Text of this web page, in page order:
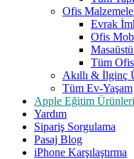
Ofis
Evrak
Ofis
Tüm
Akıllı & İlginç
Tüm Ev-Yaşam
Apple Eğitim Ürünleri
Yardım
Sipariş Sorgulama
Pasaj Blog
iPhone Karşılaştırma